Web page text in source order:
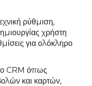
ρύθμιση,
χρήστη
για ολόκληρο
CRM όπως
και καρτών,